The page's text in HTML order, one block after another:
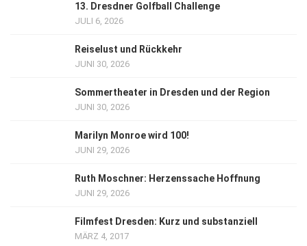
13. Dresdner Golfball Challenge
JULI 6, 2026
Reiselust und Rückkehr
JUNI 30, 2026
Sommertheater in Dresden und der Region
JUNI 30, 2026
Marilyn Monroe wird 100!
JUNI 29, 2026
Ruth Moschner: Herzenssache Hoffnung
JUNI 29, 2026
Filmfest Dresden: Kurz und substanziell
MÄRZ 4, 2017